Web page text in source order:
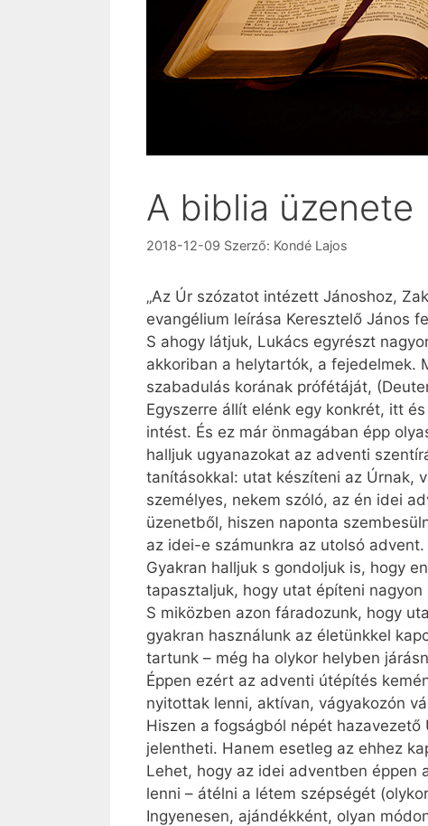
A biblia üzenete
2018-12-09 Szerző: Kondé Lajos
„Az Úr szózatot intézett Jánoshoz,
evangélium leírása Keresztelő János
S ahogy látjuk, Lukács egyrészt
akkoriban a helytartók, a fejedelmek.
szabadulás korának prófétáját,
Egyszerre állít elénk egy konkrét, itt
intést. És ez már önmagában épp
halljuk ugyanazokat az adventi
tanításokkal: utat készíteni az Úrnak,
személyes, nekem szóló, az én idei
üzenetből, hiszen naponta
az idei-e számunkra az utolsó advent.
Gyakran halljuk s gondoljuk is, hogy
tapasztaljuk, hogy utat építeni
S miközben azon fáradozunk, hogy
gyakran használunk az életünkkel
tartunk – még ha olykor helyben
Éppen ezért az adventi útépítés
nyitottak lenni, aktívan, vágyakozón
Hiszen a fogságból népét
jelentheti. Hanem esetleg az ehhez
Lehet, hogy az idei adventben éppen
lenni – átélni a létem szépségét
Ingyenesen, ajándékként, olyan